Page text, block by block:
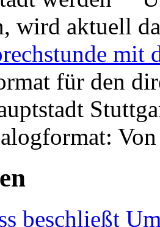
wird aktuell
mit
für den
beschließt